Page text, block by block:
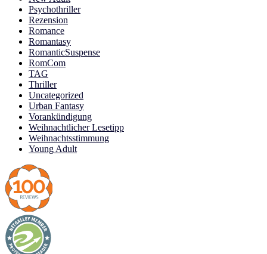
Psychothriller
Rezension
Romance
Romantasy
RomanticSuspense
RomCom
TAG
Thriller
Uncategorized
Urban Fantasy
Vorankündigung
Weihnachtlicher Lesetipp
Weihnachtsstimmung
Young Adult